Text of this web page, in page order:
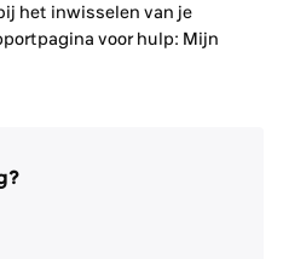
het inwisselen van je
voor hulp: Mijn